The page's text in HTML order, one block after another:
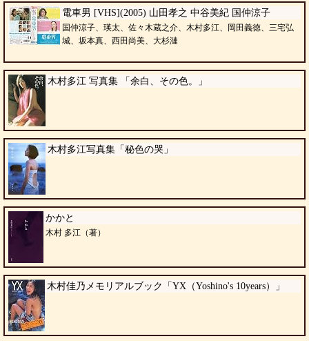
電車男 [VHS](2005) 山田孝之 中谷美紀 国仲涼子
国仲涼子、瑛太、佐々木蔵之介、木村多江、岡田義徳、三宅弘
城、坂本真、西田尚美、大杉漣
木村多江 写真集 「余白、その色。」
木村多江写真集「秘色の哭」
かかと
木村 多江（著）
木村佳乃メモリアルブック「YX（Yoshino's 10years）」